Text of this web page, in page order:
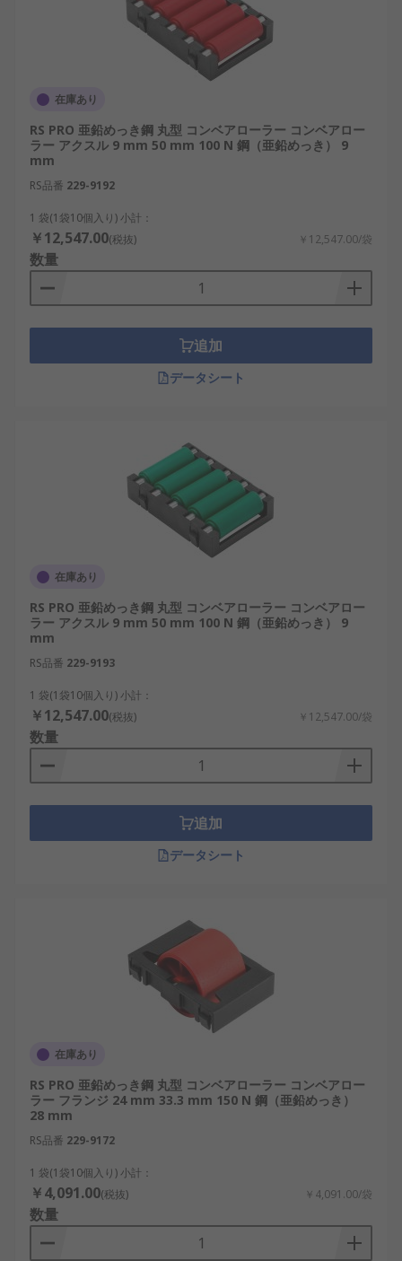
在庫あり
RS PRO 亜鉛めっき鋼 丸型 コンベアローラー コンベアロー
ラー アクスル 9 mm 50 mm 100 N 鋼（亜鉛めっき） 9
mm
RS品番 229-9192
1 袋(1袋10個入り) 小計：
￥12,547.00(税抜) ￥12,547.00/袋
数量
追加
データシート
在庫あり
RS PRO 亜鉛めっき鋼 丸型 コンベアローラー コンベアロー
ラー アクスル 9 mm 50 mm 100 N 鋼（亜鉛めっき） 9
mm
RS品番 229-9193
1 袋(1袋10個入り) 小計：
￥12,547.00(税抜) ￥12,547.00/袋
数量
追加
データシート
在庫あり
RS PRO 亜鉛めっき鋼 丸型 コンベアローラー コンベアロー
ラー フランジ 24 mm 33.3 mm 150 N 鋼（亜鉛めっき）
28 mm
RS品番 229-9172
1 袋(1袋10個入り) 小計：
￥4,091.00(税抜) ￥4,091.00/袋
数量